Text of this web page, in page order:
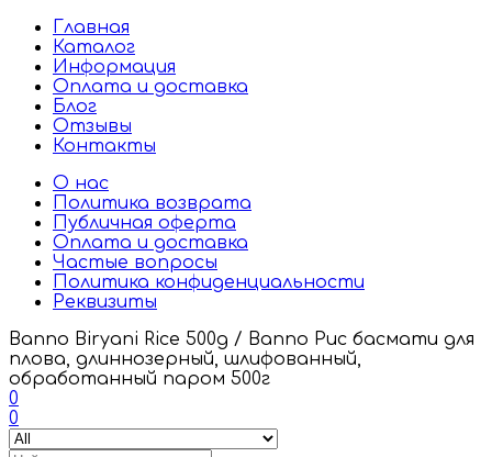
Главная
Каталог
Информация
Оплата и доставка
Блог
Отзывы
Контакты
О нас
Политика возврата
Публичная оферта
Оплата и доставка
Частые вопросы
Политика конфиденциальности
Реквизиты
Banno Biryani Rice 500g / Banno Рис басмати для
плова, длиннозерный, шлифованный,
обработанный паром 500г
0
0